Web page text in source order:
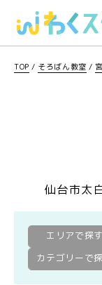
TOP / そろばん教室 /
仙台市太
エリアで探す
カテゴリーで